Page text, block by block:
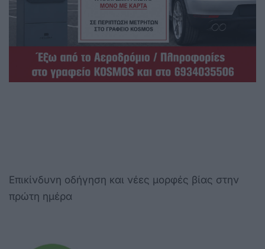
Επικίνδυνη οδήγηση και νέες μορφές βίας στην
πρώτη ημέρα